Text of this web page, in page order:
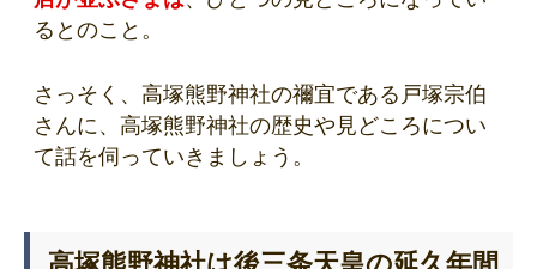
るとのこと。
さっそく、高塚熊野神社の禰宜である戸塚宗伯
さんに、高塚熊野神社の歴史や見どころについ
て話を伺っていきましょう。
高塚熊野神社は後三条天皇の延久年間